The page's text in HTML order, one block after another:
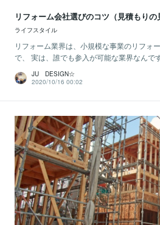
リフォーム会社選びのコツ（見積もりの
ライフスタイル
リフォーム業界は、小規模な事業のリフォ
で、 実は、誰でも参入が可能な業界なんで
JU DESIGN☆
2020/10/16 00:02